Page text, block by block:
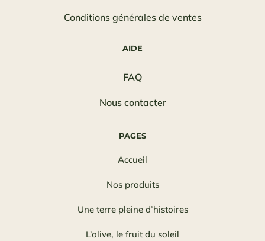
Conditions générales de ventes
AIDE
FAQ
Nous contacter
PAGES
Accueil
Nos produits
Une terre pleine d’histoires
L’olive, le fruit du soleil